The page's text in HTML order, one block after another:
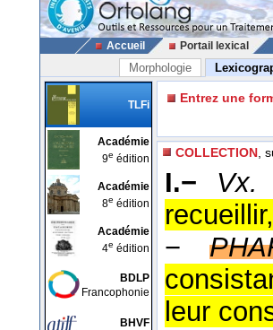
Accueil Portail lexical
Morphologie
TLFi
Académie
9e édition
Académie
8e édition
Académie
4e édition
BDLP
Francophonie
BHVF
Entrez une
COLLECTION ,
I.− Vx.
−
leur